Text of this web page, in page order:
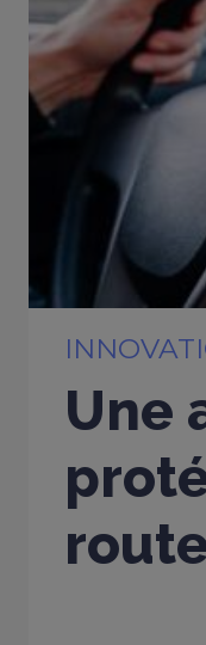
Une